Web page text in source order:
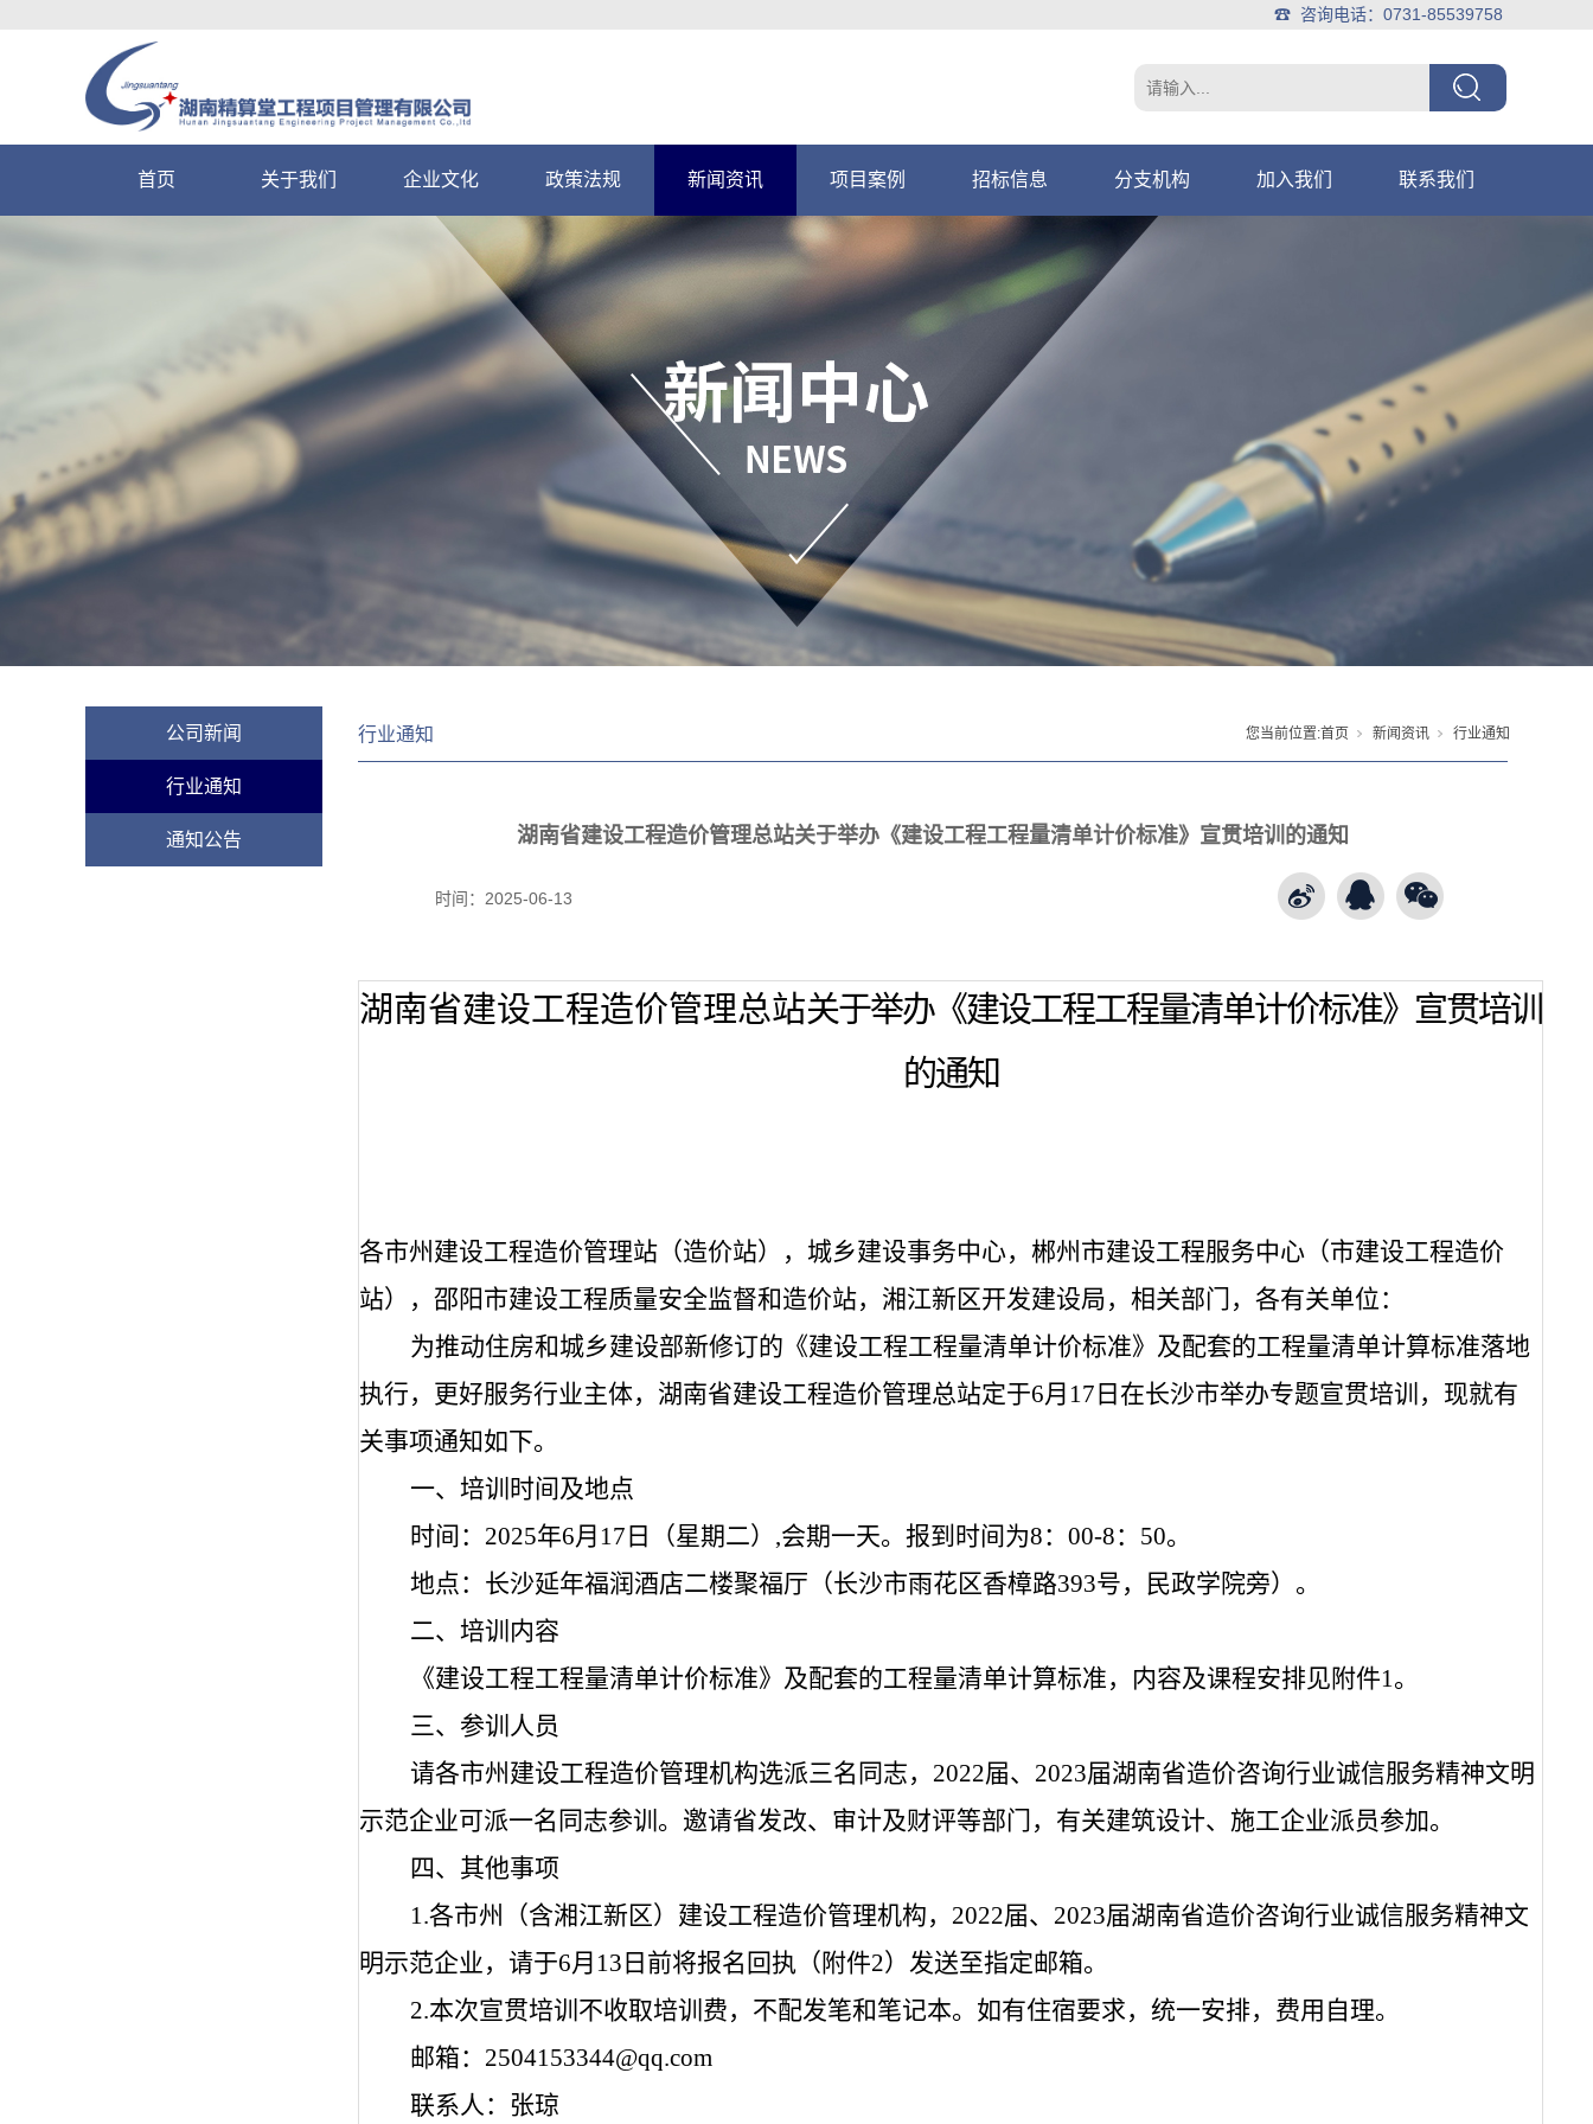
☎ 咨询电话：0731-85539758
首页 关于我们 企业文化 政策法规 新闻资讯 项目案例 招标信息 分支机构 加入我们 联系我们
公司新闻
行业通知
通知公告
行业通知 您当前位置:首页 新闻资讯 行业通知
湖南省建设工程造价管理总站关于举办《建设工程工程量清单计价标准》宣贯培训的通知
时间： 2025-06-13
湖南省建设工程造价管理总站关于举办《建设工程工程量清单计价标准》宣贯培训
的通知
各市州建设工程造价管理站（造价站），城乡建设事务中心，郴州市建设工程服务中心（市建设工程造价
站），邵阳市建设工程质量安全监督和造价站，湘江新区开发建设局，相关部门，各有关单位：
为推动住房和城乡建设部新修订的《建设工程工程量清单计价标准》及配套的工程量清单计算标准落地
执行，更好服务行业主体，湖南省建设工程造价管理总站定于6月17日在长沙市举办专题宣贯培训，现就有
关事项通知如下。
一、培训时间及地点
时间 ： 2025年6月 17 日（星期二） ,会期一天。报到时间为8： 00-8： 50。
地点 ：长沙延年福润酒店二楼聚福厅（长沙市雨花区香樟路393号，民政学院旁）。
二、培训内容
《建设工程工程量清单计价标准》及配套的工程量清单计算标准，内容及课程安排见附件1。
三、参训人员
请各市州建设工程造价管理机构选派三名同志，2022届、2023届湖南省造价咨询行业诚信服务精神文明
示范企业可派一名同志参训。邀请省发改、审计及财评等部门，有关建筑设计、施工企业派员参加。
四、其他事项
1.各市州（含湘江新区）建设工程造价管理机构，2022届、2023届湖南省造价咨询行业诚信服务精神文
明示范企业，请于6月 13 日前将报名回执（附件2）发送至指定邮箱。
2.本次宣贯培训不收取培训费，不配发笔和笔记本。如有住宿要求，统一安排，费用自理。
邮箱： 2504153344@qq.com
联系人：张琼